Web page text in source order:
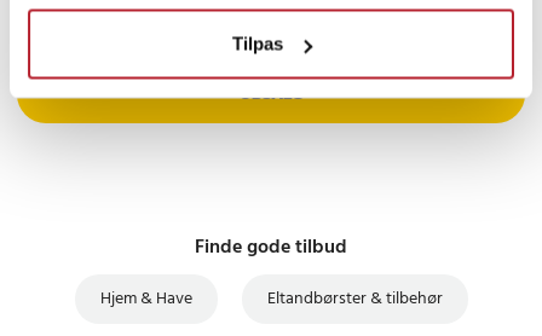
Tilpas
PRISGARANTI
UDSALG
Finde gode tilbud
Hjem & Have Eltandbørster & tilbehør